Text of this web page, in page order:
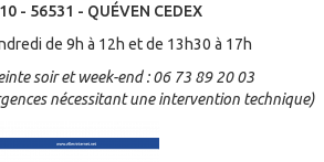
- 56531 - QUÉVEN CEDEX
de 9h à 12h et de 13h30 à 17h
soir et week-end : 06 73 89 20 03
nécessitant une intervention technique)